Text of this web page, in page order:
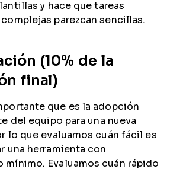
y hace que tareas
parezcan sencillas.
(10% de la
final)
que es la adopción
del equipo para una nueva
lo que evaluamos cuán fácil es
una herramienta con
mínimo. Evaluamos cuán rápido